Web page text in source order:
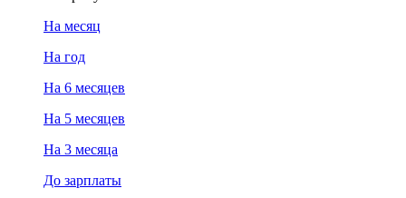
На месяц
На год
На 6 месяцев
На 5 месяцев
На 3 месяца
До зарплаты